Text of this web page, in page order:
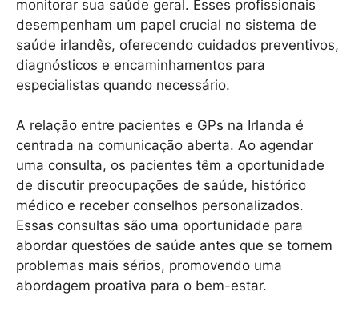
monitorar sua saúde geral. Esses profissionais
desempenham um papel crucial no sistema de
saúde irlandês, oferecendo cuidados preventivos,
diagnósticos e encaminhamentos para
especialistas quando necessário.
A relação entre pacientes e GPs na Irlanda é
centrada na comunicação aberta. Ao agendar
uma consulta, os pacientes têm a oportunidade
de discutir preocupações de saúde, histórico
médico e receber conselhos personalizados.
Essas consultas são uma oportunidade para
abordar questões de saúde antes que se tornem
problemas mais sérios, promovendo uma
abordagem proativa para o bem-estar.